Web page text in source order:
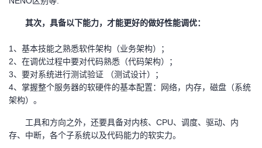
其次，具备以下能力，才能更好的做好性能调优：
1、基本技能之熟悉软件架构（业务架构）；
2、在调优过程中要对代码熟悉（代码架构）；
3、要对系统进行测试验证 （测试设计）；
4、掌握整个服务器的软硬件的基本配置：网络，内存，磁盘（系统
架构）。
工具和方向之外，还要具备对内核、CPU、调度、驱动、内
存、中断，各个子系统以及代码能力的软实力。